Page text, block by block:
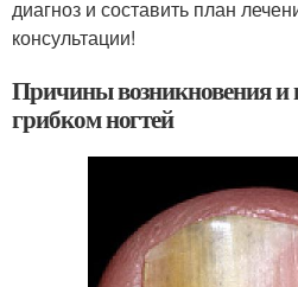
диагноз и составить план
консультации!
Причины возникновения и
грибком ногтей